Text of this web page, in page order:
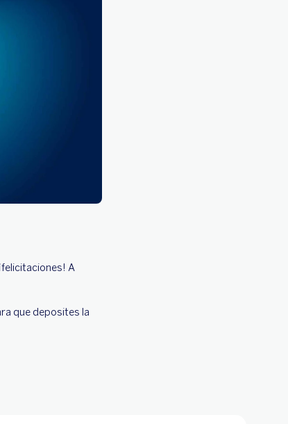
A
que deposites la